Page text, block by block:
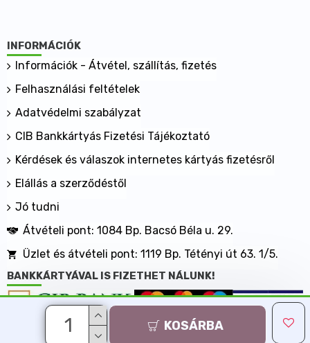
KOSÁRBA
INFORMÁCIÓK
Információk - Átvétel, szállítás, fizetés
Felhasználási feltételek
Adatvédelmi szabályzat
CIB Bankkártyás Fizetési Tájékoztató
Kérdések és válaszok internetes kártyás fizetésről
Elállás a szerződéstől
Jó tudni
Átvételi pont: 1084 Bp. Bacsó Béla u. 29.
Üzlet és átvételi pont: 1119 Bp. Tétényi út 63. 1/5.
BANKKÁRTYÁVAL IS FIZETHET NÁLUNK!
Minden jog fenntartva, MaxShopping Kft. 2013-2026
Árukereső.hu